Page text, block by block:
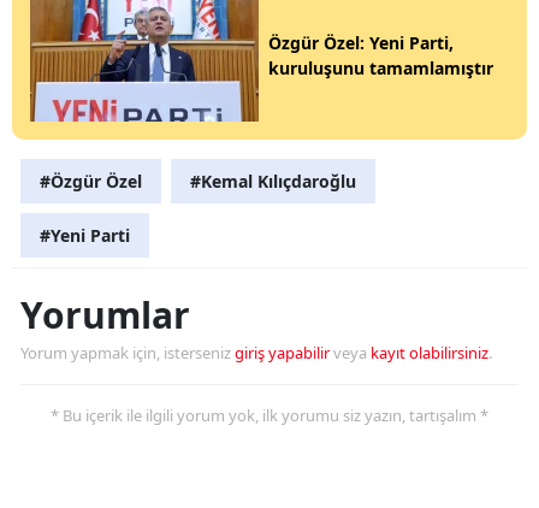
Özgür Özel: Yeni Parti,
kuruluşunu tamamlamıştır
#Özgür Özel #Kemal Kılıçdaroğlu
#Yeni Parti
Yorumlar
Yorum yapmak için, istersenizgiriş yapabilirveya kayıt olabilirsiniz.
* Bu içerik ile ilgili yorum yok, ilk yorumu siz yazın, tartışalım *